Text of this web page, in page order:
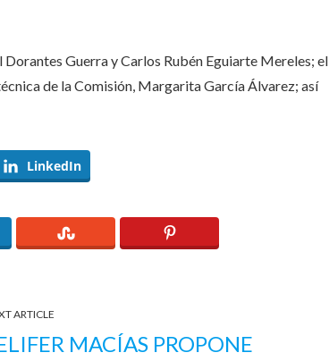
Guerra y Carlos Rubén Eguiarte Mereles; el
de la Comisión, Margarita García Álvarez; así
LinkedIn
ARTICLE
MACÍAS PROPONE